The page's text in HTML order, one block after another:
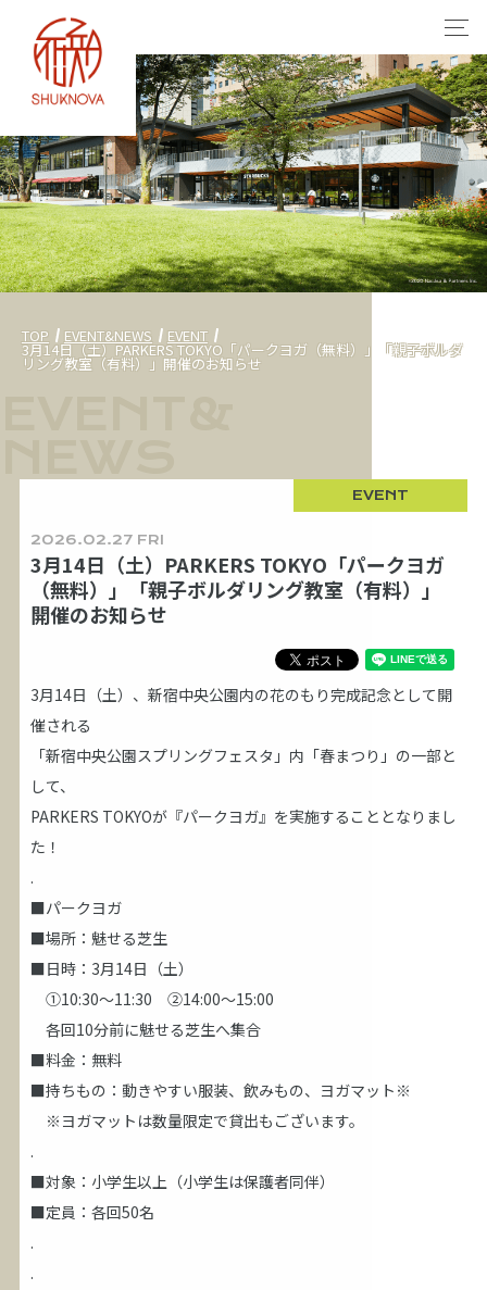
TOP EVENT&NEWS EVENT
3月14日（土）PARKERS TOKYO「パークヨガ（無料）」「親子ボルダ
リング教室（有料）」開催のお知らせ
EVENT
2026.02.27 FRI
3月14日（土）PARKERS TOKYO「パークヨガ
（無料）」「親子ボルダリング教室（有料）」
開催のお知らせ
3月14日（土）、新宿中央公園内の花のもり完成記念として開
催される
「新宿中央公園スプリングフェスタ」内「春まつり」の一部と
して、
PARKERS TOKYOが『パークヨガ』を実施することとなりまし
た！
.
■パークヨガ
■場所：魅せる芝生
■日時：3月14日（土）
①10:30～11:30 ②14:00～15:00
各回10分前に魅せる芝生へ集合
■料金：無料
■持ちもの：動きやすい服装、飲みもの、ヨガマット※
※ヨガマットは数量限定で貸出もございます。
.
■対象：小学生以上（小学生は保護者同伴）
■定員：各回50名
.
.